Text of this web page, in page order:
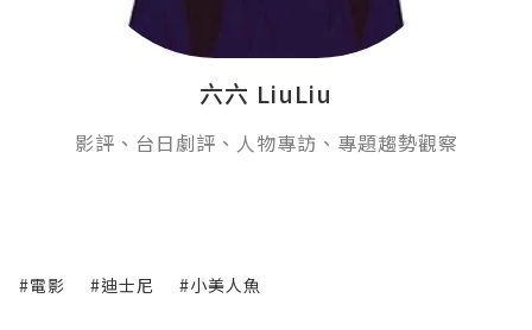
六六 LiuLiu
影評、台日劇評、人物專訪、專題趨勢觀察
#電影 #迪士尼 #小美人魚